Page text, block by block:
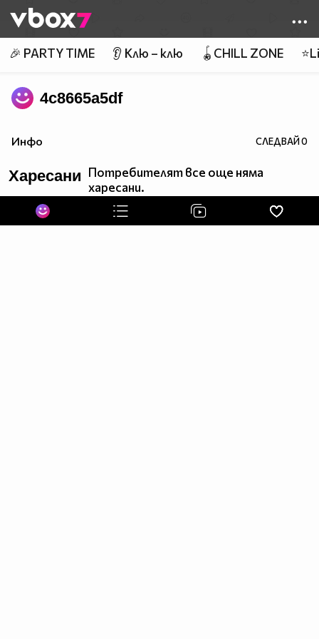
👾
🎉 PARTY TIME 👂 Клю – клю 🪀CHILL ZONE
4c8665a5df
Инфо СЛЕДВАЙ0
Харесани Потребителят все още няма
харесани.